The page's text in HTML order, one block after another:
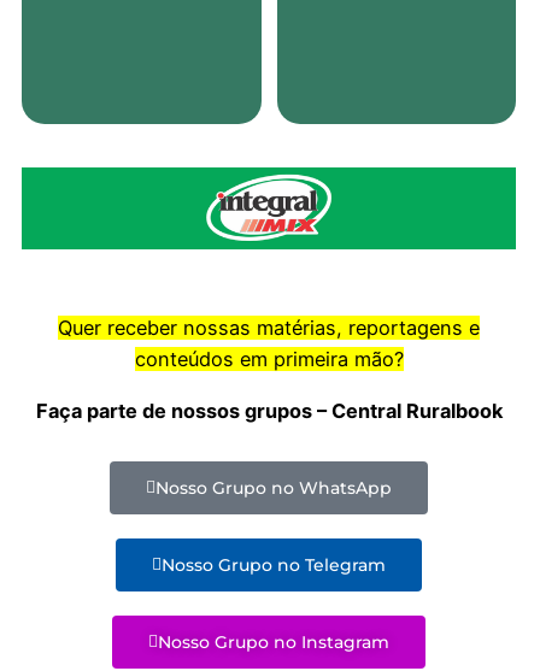
Quer receber nossas matérias, reportagens e
conteúdos em primeira mão?
Faça parte de nossos grupos – Central Ruralbook
Nosso Grupo no WhatsApp
Nosso Grupo no Telegram
Nosso Grupo no Instagram